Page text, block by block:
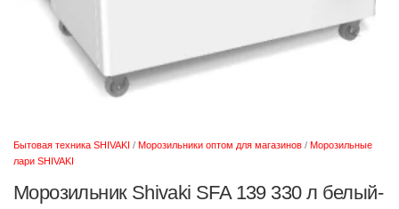
Бытовая техника SHIVAKI / Морозильники оптом для магазинов / Морозильные
лари SHIVAKI
Морозильник Shivaki SFA 139 330 л белый-